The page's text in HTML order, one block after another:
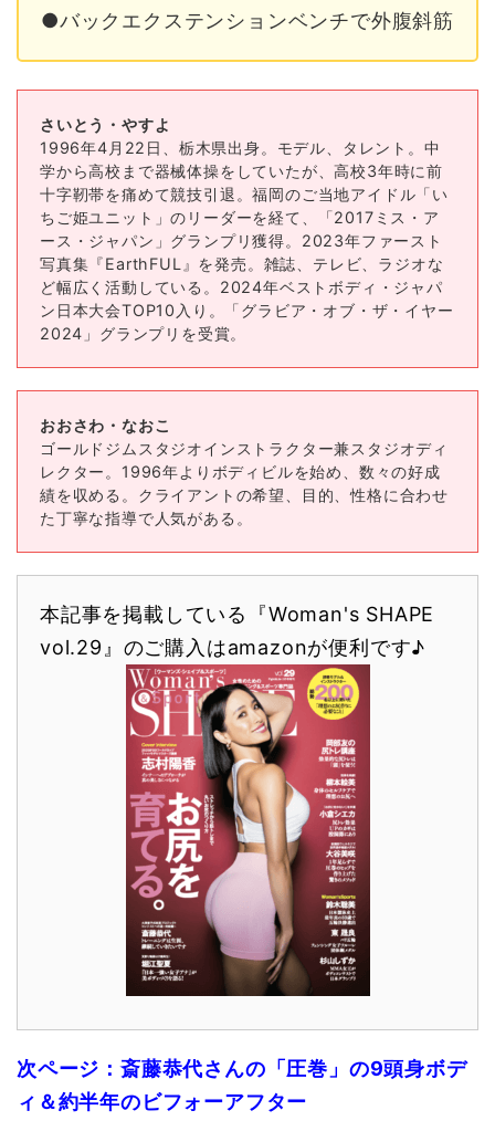
●バックエクステンションベンチで外腹斜筋
さいとう・やすよ
1996年4月22日、栃木県出身。モデル、タレント。中
学から高校まで器械体操をしていたが、高校3年時に前
十字靭帯を痛めて競技引退。福岡のご当地アイドル「い
ちご姫ユニット」のリーダーを経て、「2017ミス・ア
ース・ジャパン」グランプリ獲得。2023年ファースト
写真集『EarthFUL』を発売。雑誌、テレビ、ラジオな
ど幅広く活動している。2024年ベストボディ・ジャパ
ン日本大会TOP10入り。「グラビア・オブ・ザ・イヤー
2024」グランプリを受賞。
おおさわ・なおこ
ゴールドジムスタジオインストラクター兼スタジオディ
レクター。1996年よりボディビルを始め、数々の好成
績を収める。クライアントの希望、目的、性格に合わせ
た丁寧な指導で人気がある。
本記事を掲載している『Woman's SHAPE
vol.29』のご購入はamazonが便利です♪
次ページ：斎藤恭代さんの「圧巻」の9頭身ボデ
ィ＆約半年のビフォーアフター